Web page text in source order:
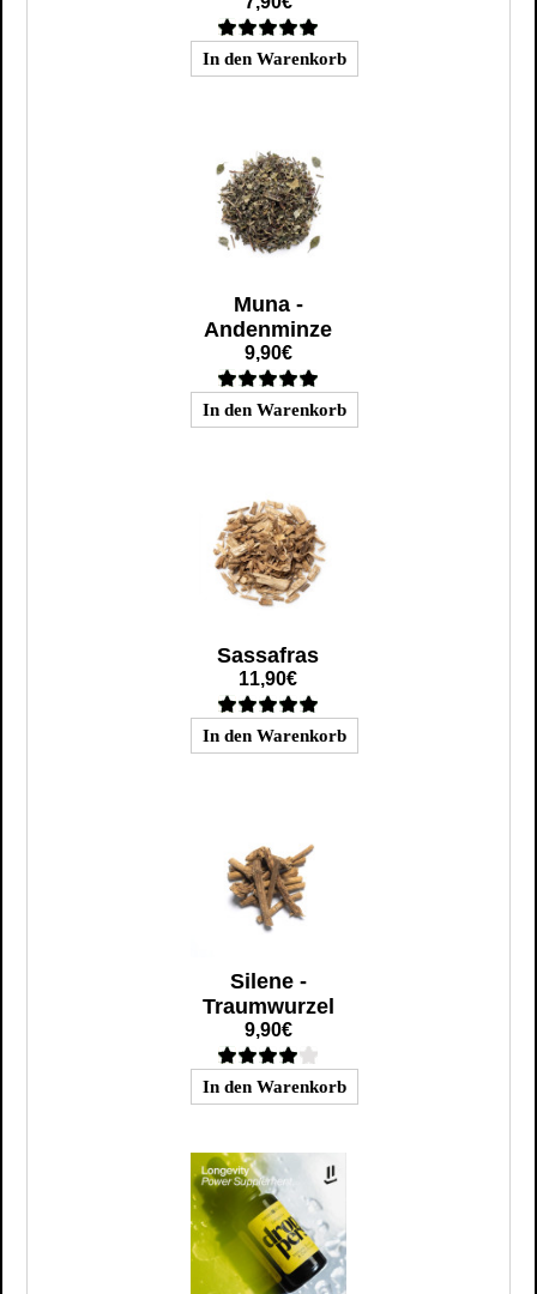
Muna -
Andenminze
9,90€
Sassafras
11,90€
Silene -
Traumwurzel
9,90€